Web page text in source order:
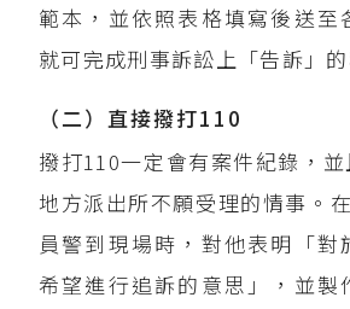
範本，並依照表格填寫後送至
就可完成刑事訴訟上「告訴」的
（二）直接撥打110
撥打110一定會有案件紀錄，
地方派出所不願受理的情事。
員警到現場時，對他表明「對
希望進行追訴的意思」，並製